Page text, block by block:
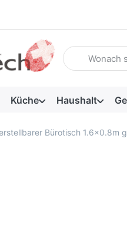
Geben Sie
Küche Haushalt
Bürotisch 1.6x0.8m